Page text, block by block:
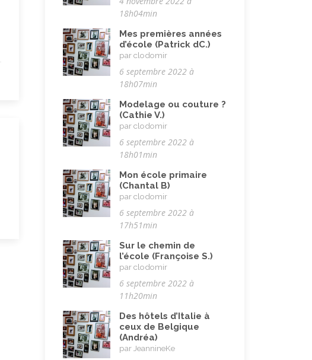
Solidarité (24)
Technologie (évolution) (24)
Vacances (19)
Vie quotidienne (44)
Vieillissement (20)
Voyages (38)
18h04min
Mes premières années
d’école (Patrick dC.)
par clodomir
6 septembre 2022 à
18h07min
Modelage ou couture ?
(Cathie V.)
par clodomir
6 septembre 2022 à
18h01min
Mon école primaire
(Chantal B)
par clodomir
6 septembre 2022 à
17h51min
Sur le chemin de
l’école (Françoise S.)
par clodomir
6 septembre 2022 à
11h20min
Des hôtels d’Italie à
ceux de Belgique
(Andréa)
par JeannineKe